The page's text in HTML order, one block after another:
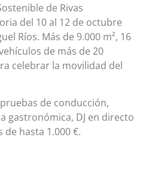
de Rivas
del 10 al 12 de octubre
Ríos. Más de 9.000 m², 16
de más de 20
celebrar la movilidad del
de conducción,
gastronómica, DJ en directo
hasta 1.000 €.